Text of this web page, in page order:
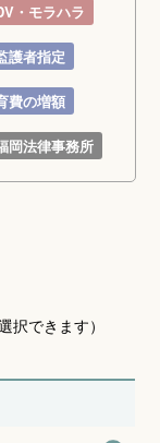
・モラハラ
護者指定
費の増額
岡法律事務所
択できます）